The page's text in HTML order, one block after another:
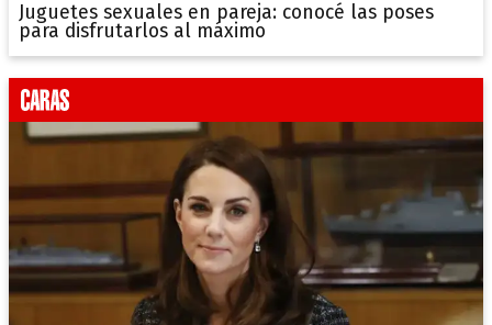
Juguetes sexuales en pareja: conocé las poses
para disfrutarlos al máximo